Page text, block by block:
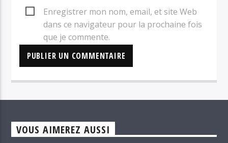
Enregistrer mon nom, email, et site Web
dans ce navigateur pour la prochaine fois
que je commente.
VOUS AIMEREZ AUSSI